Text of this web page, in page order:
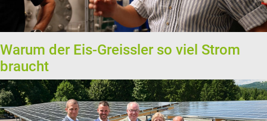
Warum der Eis-Greissler so viel Strom
braucht